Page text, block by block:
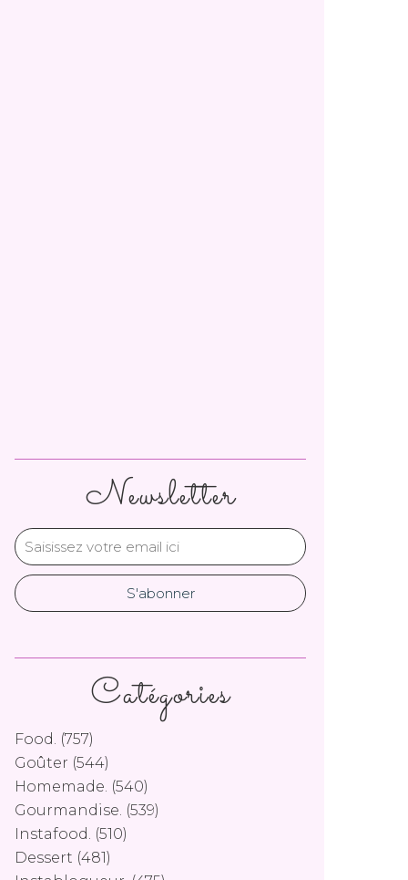
Newsletter
Catégories
Food. (757)
Goûter (544)
Homemade. (540)
Gourmandise. (539)
Instafood. (510)
Dessert (481)